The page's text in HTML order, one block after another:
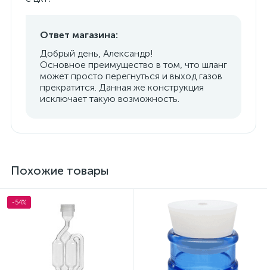
Ответ магазина:
Добрый день, Александр!
Основное преимущество в том, что шланг
может просто перегнуться и выход газов
прекратится. Данная же конструкция
исключает такую возможность.
Похожие товары
-54%